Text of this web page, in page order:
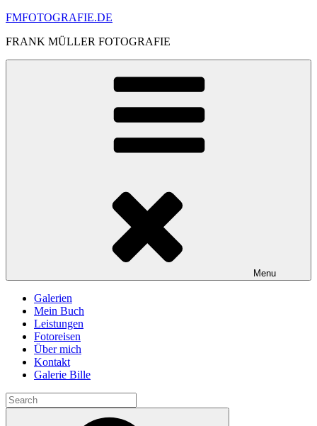
Skip
content
FMFOTOGRAFIE.DE
FRANK MÜLLER FOTOGRAFIE
Menu
Galerien
Mein Buch
Leistungen
Fotoreisen
Über mich
Kontakt
Galerie Bille
Search
for: